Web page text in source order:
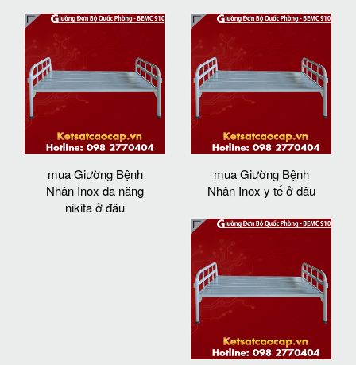
mua Giường Bệnh
Nhân Inox đa năng
nikita ở đâu
mua Giường Bệnh
Nhân Inox y tế ở đâu